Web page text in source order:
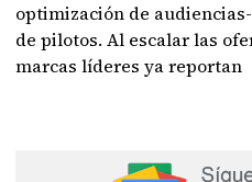
optimización de
de pilotos. Al escalar las
marcas líderes ya reportan